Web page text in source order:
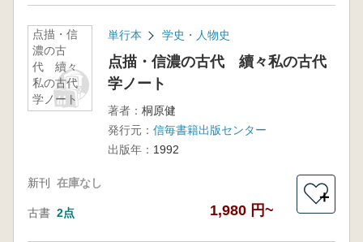
点描・信
濃の古
代 續々
私の古代
学ノート
単行本 学史・人物史
点描・信濃の古代 續々私の古代
学ノート
著者： 桐原健
発行元： 信毎書籍出版センター
出版年： 1992
新刊 在庫なし
古書 2点 1,980 円~
＋